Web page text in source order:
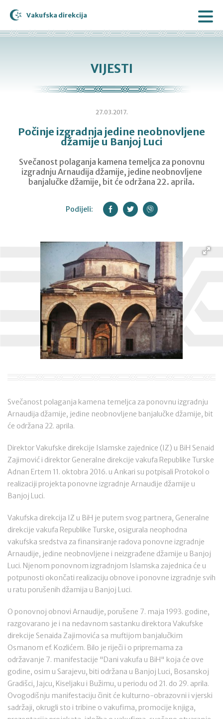
Vakufska direkcija
VIJESTI
27.03.2017.
Počinje izgradnja jedine neobnovljene
džamije u Banjoj Luci
Svečanost polaganja kamena temeljca za ponovnu
izgradnju Arnaudija džamije, jedine neobnovljene
banjalučke džamije, bit će održana 22. aprila.
Podijeli:
Svečanost polaganja kamena temeljca za ponovnu izgradnju
Arnaudija džamije, jedine neobnovljene banjalučke džamije, bit
će održana 22. aprila.
Direktor Vakufske direkcije Islamske zajednice (IZ) u BiH Senaid
Zajimović i direktor Generalne direkcije vakufa Republike Turske
Adnan Ertem 11. oktobra 2016. u Ankari su potpisali Protokol o
realizaciji projekta ponovne izgradnje Arnaudije džamije u
Banjoj Luci.
Vakufska direkcija IZ u BiH je putem svog partnera, Generalne
direkcije vakufa Republike Turske, osigurala neophodna
vakufska sredstva za finansiranje radova ponovne izgradnje
Arnaudije, jedine neobnovljene i neizgrađene džamije u Banjoj
Luci. Njenom ponovnom izgradnjom Islamska zajednica će u
potpunosti okončati realizaciju obnove i ponovne izgradnje svih
u ratu porušenih džamija u Banjoj Luci.
O ponovnoj obnovi Arnaudije, porušene 7. maja 1993. godine,
razgovarano je i na nedavnom sastanku direktora Vakufske
direkcije Senaida Zajimovića sa muftijom banjalučkim
Osmanom ef. Kozlićem. Bilo je riječi i o pripremama za
održavanje 7. manifestacije "Dani vakufa u BiH" koja će ove
godine, osim u Sarajevu, biti održana u Banjoj Luci, Bosanskoj
Gradišci, Jajcu, Kiseljaku i Bužimu, u periodu od 21. do 29. aprila.
Ovogodišnju manifestaciju činit će kulturno-obrazovni i vjerski
sadržaji, okrugli sto i tribine o vakufima, promocije knjiga,